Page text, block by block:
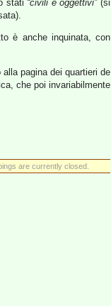
stati “civili e oggettivi”(si
è anche inquinata, con
pagina dei quartieri de
che poi invariabilmente
are currently closed.